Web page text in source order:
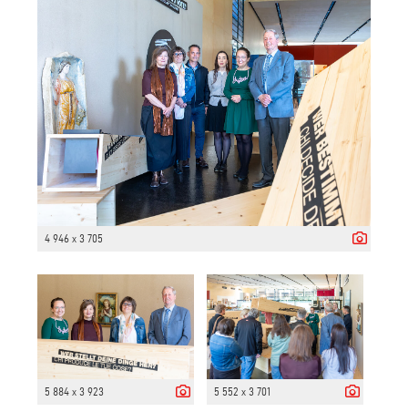
4 946 x 3 705
5 884 x 3 923 5 552 x 3 701